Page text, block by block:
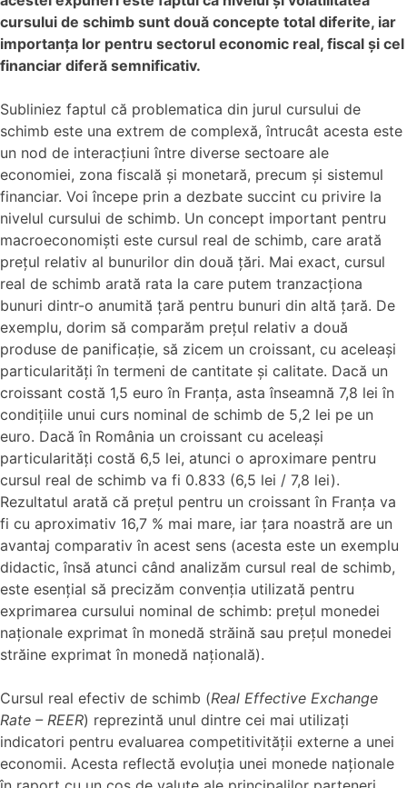
cursului de schimb sunt două concepte total diferite, iar
importanța lor pentru sectorul economic real, fiscal și cel
financiar diferă semnificativ.
Subliniez faptul că problematica din jurul cursului de
schimb este una extrem de complexă, întrucât acesta este
un nod de interacțiuni între diverse sectoare ale
economiei, zona fiscală și monetară, precum și sistemul
financiar. Voi începe prin a dezbate succint cu privire la
nivelul cursului de schimb. Un concept important pentru
macroeconomiști este cursul real de schimb, care arată
prețul relativ al bunurilor din două țări. Mai exact, cursul
real de schimb arată rata la care putem tranzacționa
bunuri dintr-o anumită țară pentru bunuri din altă țară. De
exemplu, dorim să comparăm prețul relativ a două
produse de panificație, să zicem un croissant, cu aceleași
particularități în termeni de cantitate și calitate. Dacă un
croissant costă 1,5 euro în Franța, asta înseamnă 7,8 lei în
condițiile unui curs nominal de schimb de 5,2 lei pe un
euro. Dacă în România un croissant cu aceleași
particularități costă 6,5 lei, atunci o aproximare pentru
cursul real de schimb va fi 0.833 (6,5 lei / 7,8 lei).
Rezultatul arată că prețul pentru un croissant în Franța va
fi cu aproximativ 16,7 % mai mare, iar țara noastră are un
avantaj comparativ în acest sens (acesta este un exemplu
didactic, însă atunci când analizăm cursul real de schimb,
este esențial să precizăm convenția utilizată pentru
exprimarea cursului nominal de schimb: prețul monedei
naționale exprimat în monedă străină sau prețul monedei
străine exprimat în monedă națională).
Cursul real efectiv de schimb (Real Effective Exchange
Rate – REER) reprezintă unul dintre cei mai utilizați
indicatori pentru evaluarea competitivității externe a unei
economii. Acesta reflectă evoluția unei monede naționale